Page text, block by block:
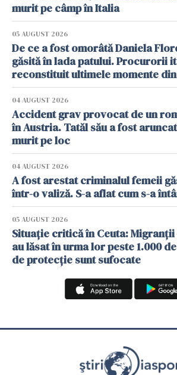
murit pe câmp în Italia
05 AUGUST 2026
De ce a fost omorâtă Daniela
găsită în lada patului. Procurorii
reconstituit ultimele momente
04 AUGUST 2026
Accident grav provocat de un
în Austria. Tatăl său a fost
murit pe loc
04 AUGUST 2026
A fost arestat criminalul femeii
într-o valiză. S-a aflat cum s-a
05 AUGUST 2026
Situație critică în Ceuta:
au lăsat în urma lor peste 1.000
de protecție sunt sufocate